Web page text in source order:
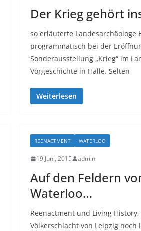
Der Krieg gehört
so erläuterte Landesarchäologe
programmatisch bei der
Sonderausstellung „Krieg“ im
Vorgeschichte in Halle. Selten
Weiterlesen
REENACTMENT WATERLOO
19 Juni, 2015 admin
Auf den Feldern
Waterloo…
Reenactment und Living
Völkerschlacht von Leipzig noch